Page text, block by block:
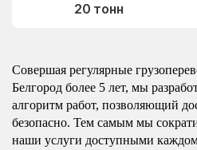
20 тонн
Совершая регулярные
Белгород более 5 лет, мы
алгоритм работ, позволяющий
безопасно. Тем самым мы
наши услуги доступными